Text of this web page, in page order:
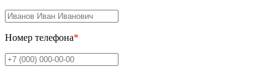
Номер телефона*